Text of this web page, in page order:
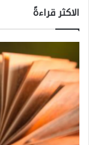
الاكثر قراءةً